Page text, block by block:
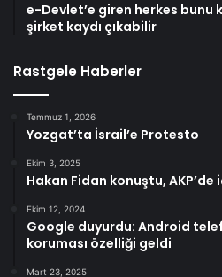
e-Devlet’e giren herkes bunu
şirket kaydı çıkabilir
Rastgele Haberler
Temmuz 1, 2026
Yozgat’ta İsrail’e Protesto
Ekim 3, 2025
Hakan Fidan konuştu, AKP’de
Ekim 12, 2024
Google duyurdu: Android
koruması özelliği geldi
Mart 23, 2025